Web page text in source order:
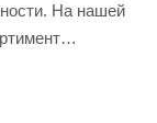
На нашей